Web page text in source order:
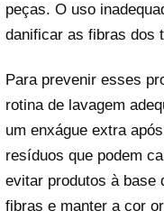
peças. O uso
danificar as fibras dos
Para prevenir esses
rotina de lavagem
um enxágue extra
resíduos que podem
evitar produtos à base
fibras e manter a cor